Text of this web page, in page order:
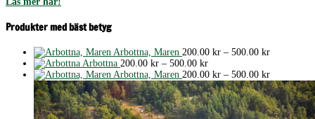
Produkter med bäst betyg
Arbottna, Maren 200.00 kr – 500.00 kr
till
500.00 kr
Arbottna 200.00 kr – 500.00 krPrisintervall:
200.00 kr
till
500.00 kr
Arbottna, Maren 200.00 kr – 500.00 kr
200.00 kr
till
500.00 kr